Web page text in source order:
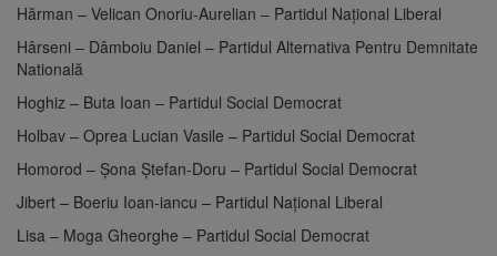
Hărman – Velican Onoriu-Aurelian – Partidul Național Liberal
Hârseni – Dâmboiu Daniel – Partidul Alternativa Pentru Demnitate
Natională
Hoghiz – Buta Ioan – Partidul Social Democrat
Holbav – Oprea Lucian Vasile – Partidul Social Democrat
Homorod – Şona Ştefan-Doru – Partidul Social Democrat
Jibert – Boeriu Ioan-iancu – Partidul Național Liberal
Lisa – Moga Gheorghe – Partidul Social Democrat